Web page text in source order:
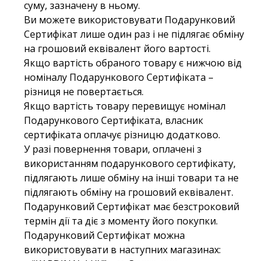
суму, зазначену в ньому.
Ви можете використовувати Подарунковий
Сертифікат лише один раз і не підлягає обміну
на грошовий еквівалент його вартості.
Якщо вартість обраного товару є нижчою від
номіналу Подарункового Сертифіката –
різниця не повертається.
Якщо вартість товару перевищує номінал
Подарункового Сертифіката, власник
сертифіката оплачує різницю додатково.
У разі повернення товари, оплачені з
використанням подарункового сертифікату,
підлягають лише обміну на інші товари та не
підлягають обміну на грошовий еквівалент.
Подарунковий Сертифікат має безстроковий
термін дії та діє з моменту його покупки.
Подарунковий Сертифікат можна
використовувати в наступних магазинах: